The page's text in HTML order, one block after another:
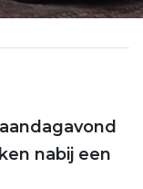
nabij een